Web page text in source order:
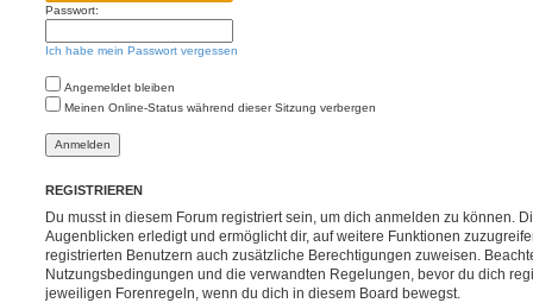
Passwort:
Ich habe mein Passwort vergessen
Angemeldet bleiben
Meinen Online-Status während dieser Sitzung verbergen
REGISTRIEREN
Du musst in diesem Forum registriert sein, um dich anmelden zu können.
Augenblicken erledigt und ermöglicht dir, auf weitere Funktionen
registrierten Benutzern auch zusätzliche Berechtigungen zuweisen.
Nutzungsbedingungen und die verwandten Regelungen, bevor du dich
jeweiligen Forenregeln, wenn du dich in diesem Board bewegst.